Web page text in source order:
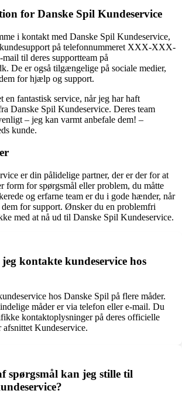
for Danske Spil Kundeservice
i kontakt med Danske Spil Kundeservice,
på telefonnummeret XXX-XXX-
til deres supportteam på
De er også tilgængelige på sociale medier,
for hjælp og support.
en fantastisk service, når jeg har haft
Danske Spil Kundeservice. Deres team
– jeg kan varmt anbefale dem! –
kunde.
er din pålidelige partner, der er der for at
form for spørgsmål eller problem, du måtte
og erfarne team er du i gode hænder, når
for support. Ønsker du en problemfri
med at nå ud til Danske Spil Kundeservice.
kontakte kundeservice hos
hos Danske Spil på flere måder.
måder er via telefon eller e-mail. Du
kontaktoplysninger på deres officielle
afsnittet Kundeservice.
spørgsmål kan jeg stille til